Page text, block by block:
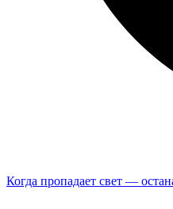
Когда пропадает свет —